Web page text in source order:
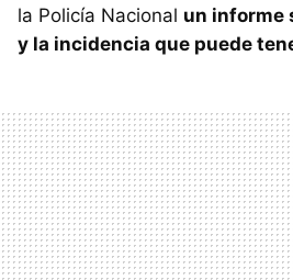
la Policía Nacional un informe
y la incidencia que puede